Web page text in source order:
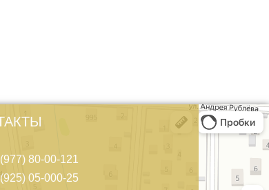
80-00-121
05-000-25